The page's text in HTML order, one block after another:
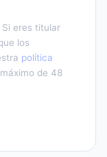
eres titular
los
política
de 48